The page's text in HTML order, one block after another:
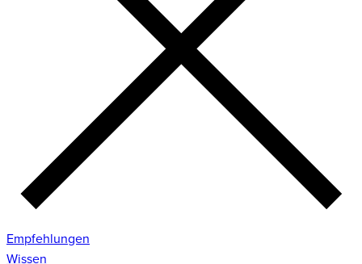
Empfehlungen
Wissen